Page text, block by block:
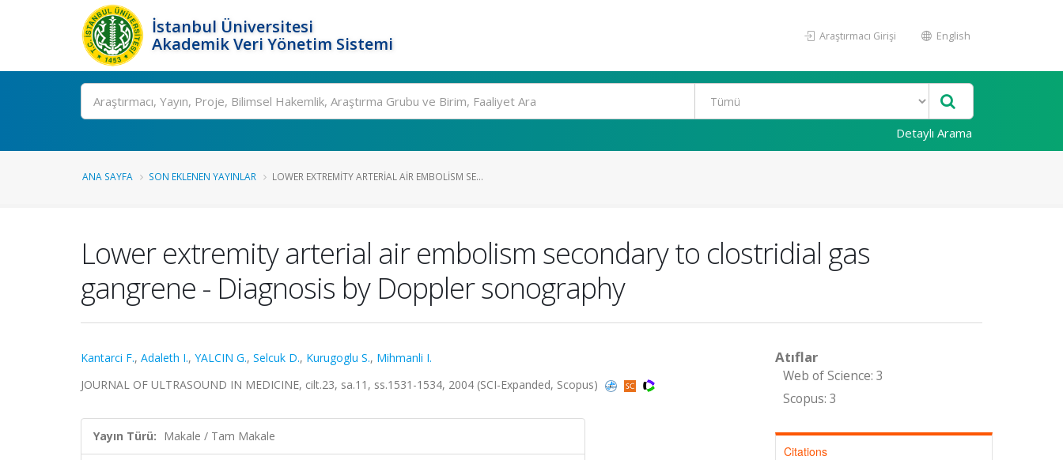
İstanbul Üniversitesi
Akademik Veri Yönetim Sistemi
Araştırmacı Girişi English
Ara
Detaylı Arama
ANA SAYFA SON EKLENEN YAYINLAR LOWER EXTREMITY ARTERIAL AIR EMBOLISM SE...
Lower extremity arterial air embolism secondary to clostridial gas
gangrene - Diagnosis by Doppler sonography
Kantarci F., Adaleth I., YALCIN G., Selcuk D., Kurugoglu S., Mihmanli I.
JOURNAL OF ULTRASOUND IN MEDICINE, cilt.23, sa.11, ss.1531-1534, 2004 (SCI-Expanded, Scopus)
Yayın Türü: Makale / Tam Makale
Atıflar
Web of Science: 3
Scopus: 3
Citations